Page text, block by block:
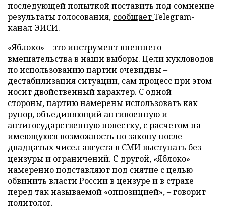
последующей попыткой поставить под сомнение
результаты голосования, сообщаетTelegram-
канал ЭИСИ.
«Яблоко» – это инструмент внешнего
вмешательства в наши выборы. Цели кукловодов
по использованию партии очевидны –
дестабилизация ситуации, сам процесс при этом
носит двойственный характер. С одной
стороны, партию намерены использовать как
рупор, объединяющий антивоенную и
антигосударственную повестку, с расчетом на
имеющуюся возможность по закону после
двадцатых чисел августа в СМИ выступать без
цензуры и ограничений. С другой, «Яблоко»
намеренно подставляют под снятие с целью
обвинить власти России в цензуре и в страхе
перед так называемой «оппозицией», – говорит
политолог.